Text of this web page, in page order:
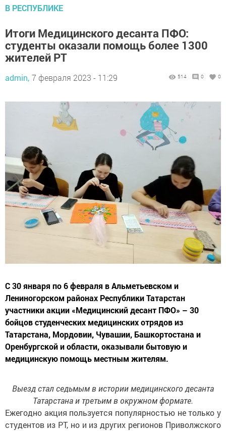
В РЕСПУБЛИКЕ
Итоги Медицинского десанта ПФО:
студенты оказали помощь более 1300
жителей РТ
admin, 7 февраля 2023 - 11:29 514 0 0
С 30 января по 6 февраля в Альметьевском и
Лениногорском районах Республики Татарстан
участники акции «Медицинский десант ПФО» – 30
бойцов студенческих медицинских отрядов из
Татарстана, Мордовии, Чувашии, Башкортостана и
Оренбургской и области, оказывали бытовую и
медицинскую помощь местным жителям.
Выезд стал седьмым в истории медицинского десанта
Татарстана и третьим в окружном формате.
Ежегодно акция пользуется популярностью не только у
студентов из РТ, но и из других регионов Приволжского